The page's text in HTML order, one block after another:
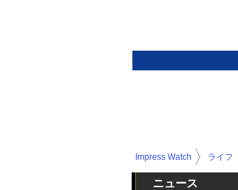
Impress Watch ライフ
ニュース